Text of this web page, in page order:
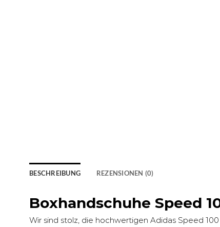
BESCHREIBUNG REZENSIONEN (0)
Boxhandschuhe Speed
Wir sind stolz, die hochwertigen Adidas Speed